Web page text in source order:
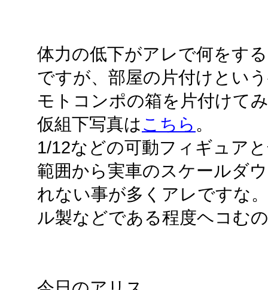
体力の低下がアレで何をす
ですが、部屋の片付けとい
モトコンポの箱を片付けて
仮組下写真はこちら 。
1/12などの可動フィギュア
範囲から実車のスケールダ
れない事が多くアレですな
ル製などである程度ヘコむ